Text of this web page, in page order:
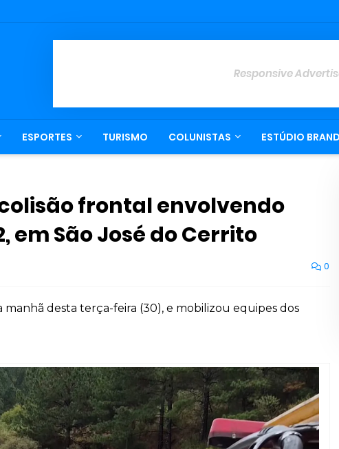
Responsive
ESPORTES TURISMO COLUNISTAS ESTÚDIO
frontal envolvendo
em São José do Cerrito
0
desta terça-feira (30), e mobilizou equipes dos